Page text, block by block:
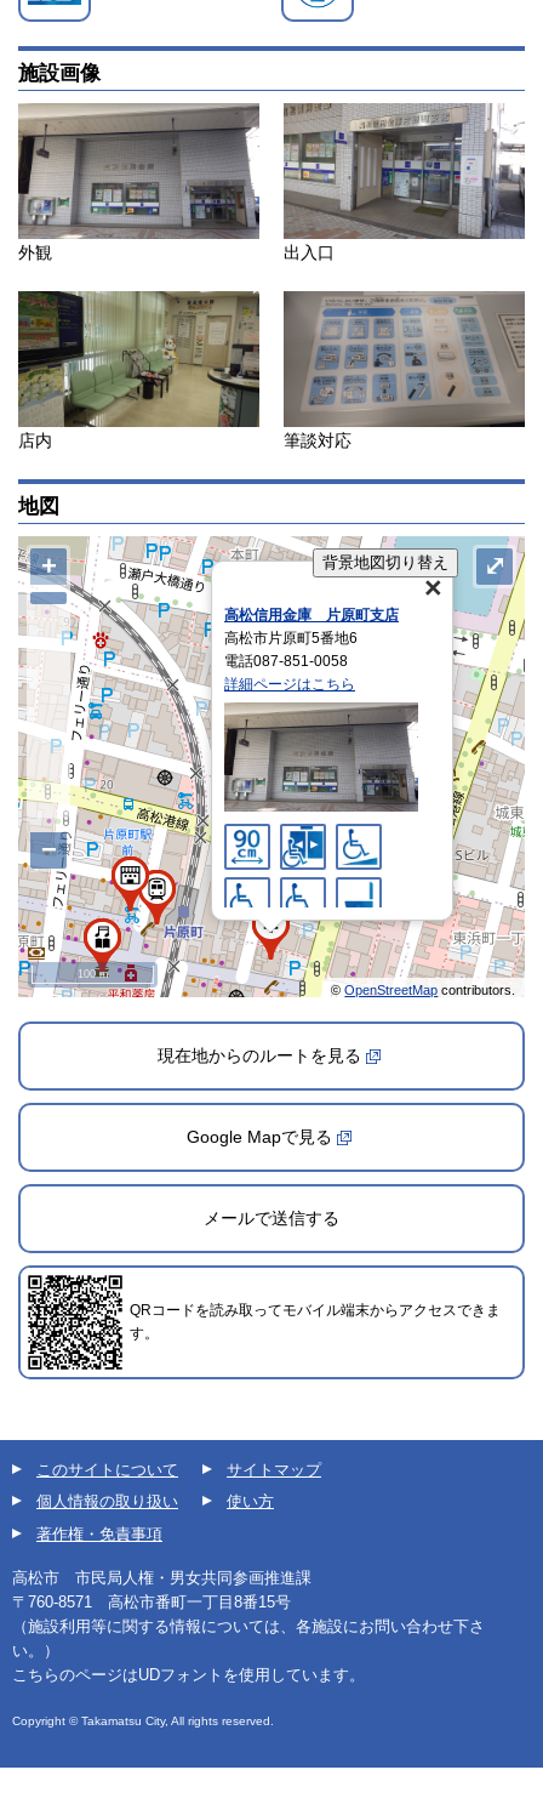
施設画像
外観 出入口
店内 筆談対応
地図
背景地図切り替え
高松信用金庫 片原町支店
高松市片原町5番地6
電話087-851-0058
詳細ページはこちら
2024年12月1日登録
+
−
©OpenStreetMap contributors.
100 m
⤢
現在地からのルートを見る
Google Mapで見る
メールで送信する
QRコードを読み取ってモバイル端末からアクセスできま
す。
高松市 市民局人権・男女共同参画推進課
〒760-8571 高松市番町一丁目8番15号
（施設利用等に関する情報については、各施設にお問い合わせ下さ
い。）
こちらのページはUDフォントを使用しています。
このサイトについて
個人情報の取り扱い
著作権・免責事項
サイトマップ
使い方
Copyright © Takamatsu City, All rights reserved.